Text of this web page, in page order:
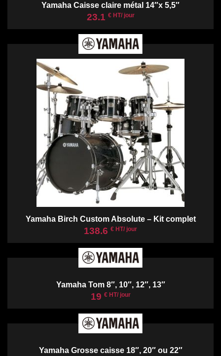
Yamaha Caisse claire métal 14″x 5,5″
23.1 € HT/ jour
Yamaha Birch Custom Absolute – Kit complet
138.6 € HT/ jour
Yamaha Tom 8″, 10″, 12″, 13″
19 € HT/ jour
Yamaha Grosse caisse 18″, 20″ ou 22″